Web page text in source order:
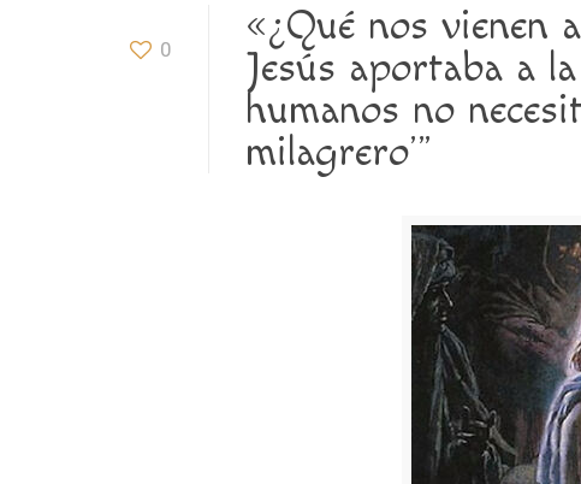
0
«¿Qué nos vienen
Jesús aportaba a
humanos no
milagrero’”